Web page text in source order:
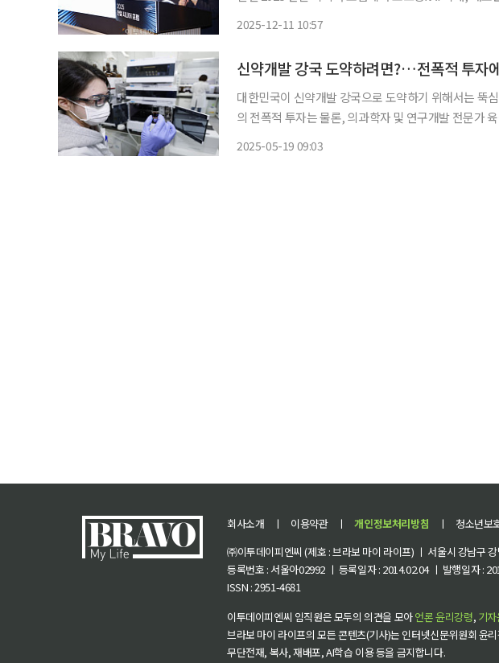
2025-12-11 10:57
신약개발 강국 도약하려면?…전폭적 투자
대한민국이 신약개발 강국으로 도약하기 위해서는 뚝
의 전폭적 투자는 물론, 의과학자 및 연구개발 전문가
2025-05-19 09:03
회사소개 ㅣ 이용약관 ㅣ 개인정보처리방침 ㅣ 청소년보
㈜이투데이피엔씨 (제호 : 브라보 마이 라이프) ㅣ 서울시 강남구
등록번호 : 서울아02992 ㅣ 등록일자 : 2014.02.04 ㅣ 발행일자 :
ISSN : 2951-4681
이투데이피엔씨 임직원은 모두의 의견을 모아언론 윤리강령, 기
브라보 마이 라이프의 모든 콘텐츠(기사)는 인터넷신문위원회 윤
무단전재, 복사, 재배포, AI학습 이용 등을 금지합니다.